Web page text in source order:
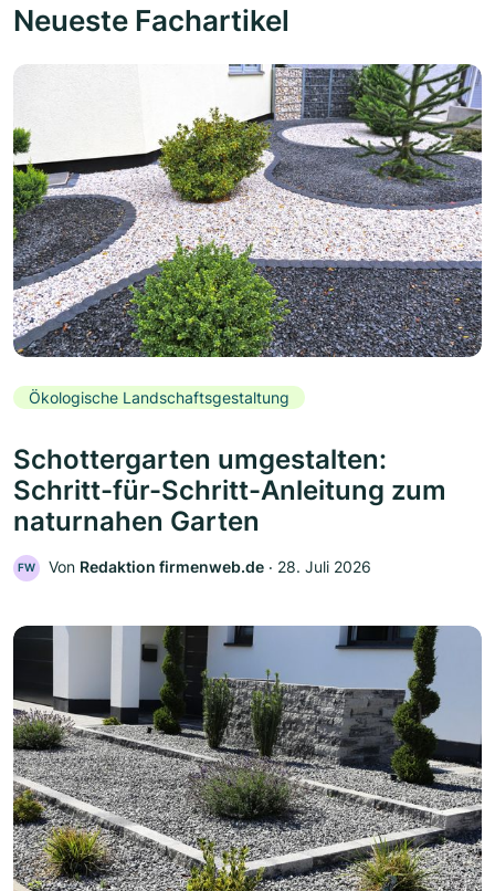
Neueste Fachartikel
Ökologische Landschaftsgestaltung
Schottergarten umgestalten:
Schritt-für-Schritt-Anleitung zum
naturnahen Garten
FW Von Redaktion firmenweb.de ‧ 28. Juli 2026